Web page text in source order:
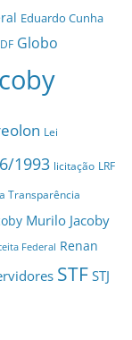
Eduardo Cunha
Globo
Lei
1993 licitação LRF
Transparência
Murilo Jacoby
Federal Renan
STF STJ